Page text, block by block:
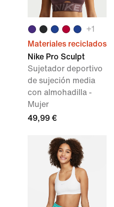
+1
Materiales reciclados
Nike Pro Sculpt
Sujetador deportivo
de sujeción media
con almohadilla -
Mujer
49,99 €